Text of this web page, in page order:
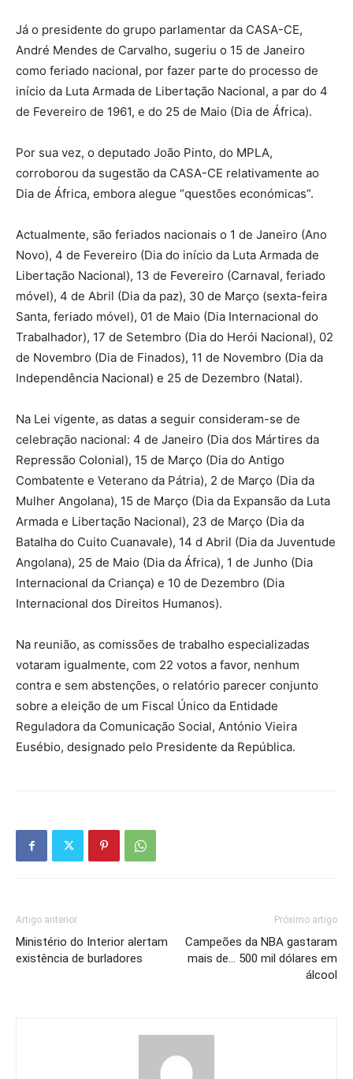
Já o presidente do grupo parlamentar da CASA-CE,
André Mendes de Carvalho, sugeriu o 15 de Janeiro
como feriado nacional, por fazer parte do processo de
início da Luta Armada de Libertação Nacional, a par do 4
de Fevereiro de 1961, e do 25 de Maio (Dia de África).
Por sua vez, o deputado João Pinto, do MPLA,
corroborou da sugestão da CASA-CE relativamente ao
Dia de África, embora alegue “questões económicas”.
Actualmente, são feriados nacionais o 1 de Janeiro (Ano
Novo), 4 de Fevereiro (Dia do início da Luta Armada de
Libertação Nacional), 13 de Fevereiro (Carnaval, feriado
móvel), 4 de Abril (Dia da paz), 30 de Março (sexta-feira
Santa, feriado móvel), 01 de Maio (Dia Internacional do
Trabalhador), 17 de Setembro (Dia do Herói Nacional), 02
de Novembro (Dia de Finados), 11 de Novembro (Dia da
Independência Nacional) e 25 de Dezembro (Natal).
Na Lei vigente, as datas a seguir consideram-se de
celebração nacional: 4 de Janeiro (Dia dos Mártires da
Repressão Colonial), 15 de Março (Dia do Antigo
Combatente e Veterano da Pátria), 2 de Março (Dia da
Mulher Angolana), 15 de Março (Dia da Expansão da Luta
Armada e Libertação Nacional), 23 de Março (Dia da
Batalha do Cuito Cuanavale), 14 d Abril (Dia da Juventude
Angolana), 25 de Maio (Dia da África), 1 de Junho (Dia
Internacional da Criança) e 10 de Dezembro (Dia
Internacional dos Direitos Humanos).
Na reunião, as comissões de trabalho especializadas
votaram igualmente, com 22 votos a favor, nenhum
contra e sem abstenções, o relatório parecer conjunto
sobre a eleição de um Fiscal Único da Entidade
Reguladora da Comunicação Social, António Vieira
Eusébio, designado pelo Presidente da República.
Artigo anterior
Ministério do Interior alertam
existência de burladores
Próximo artigo
Campeões da NBA gastaram
mais de… 500 mil dólares em
álcool